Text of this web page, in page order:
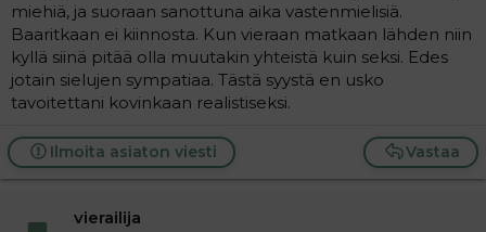
miehiä, ja suoraan sanottuna aika vastenmielisiä.
Baaritkaan ei kiinnosta. Kun vieraan matkaan lähden niin
kyllä siinä pitää olla muutakin yhteistä kuin seksi. Edes
jotain sielujen sympatiaa. Tästä syystä en usko
tavoitettani kovinkaan realistiseksi.
Vastaa
Ilmoita asiaton viesti
vierailija